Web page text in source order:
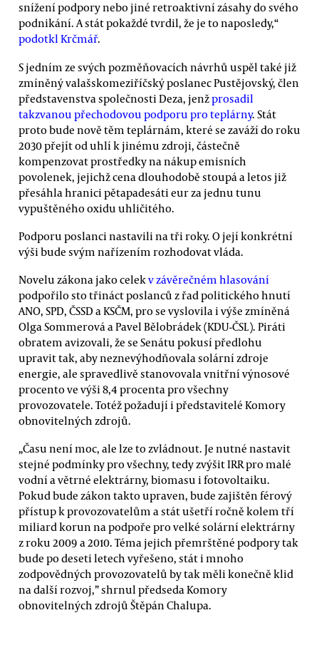
snížení podpory nebo jiné retroaktivní zásahy do svého
podnikání. A stát pokaždé tvrdil, že je to naposledy,“
podotkl Krčmář.
S jedním ze svých pozměňovacích návrhů uspěl také již
zmíněný valašskomeziříčský poslanec Pustějovský, člen
představenstva společnosti Deza, jenžprosadil
takzvanou přechodovou podporu pro teplárny. Stát
proto bude nově těm teplárnám, které se zaváží do roku
2030 přejít od uhlí k jinému zdroji, částečně
kompenzovat prostředky na nákup emisních
povolenek, jejichž cena dlouhodobě stoupá a letos již
přesáhla hranici pětapadesáti eur za jednu tunu
vypuštěného oxidu uhličitého.
Podporu poslanci nastavili na tři roky. O její konkrétní
výši bude svým nařízením rozhodovat vláda.
Novelu zákona jako celekv závěrečném hlasování
podpořilo sto třináct poslanců z řad politického hnutí
ANO, SPD, ČSSD a KSČM, pro se vyslovila i výše zmíněná
Olga Sommerová a Pavel Bělobrádek (KDU-ČSL). Piráti
obratem avizovali, že se Senátu pokusí předlohu
upravit tak, aby neznevýhodňovala solární zdroje
energie, ale spravedlivě stanovovala vnitřní výnosové
procento ve výši 8,4 procenta pro všechny
provozovatele. Totéž požadují i představitelé Komory
obnovitelných zdrojů.
„Času není moc, ale lze to zvládnout. Je nutné nastavit
stejné podmínky pro všechny, tedy zvýšit IRR pro malé
vodní a větrné elektrárny, biomasu i fotovoltaiku.
Pokud bude zákon takto upraven, bude zajištěn férový
přístup k provozovatelům a stát ušetří ročně kolem tří
miliard korun na podpoře pro velké solární elektrárny
z roku 2009 a 2010. Téma jejich přemrštěné podpory tak
bude po deseti letech vyřešeno, stát i mnoho
zodpovědných provozovatelů by tak měli konečně klid
na další rozvoj,” shrnul předseda Komory
obnovitelných zdrojů Štěpán Chalupa.